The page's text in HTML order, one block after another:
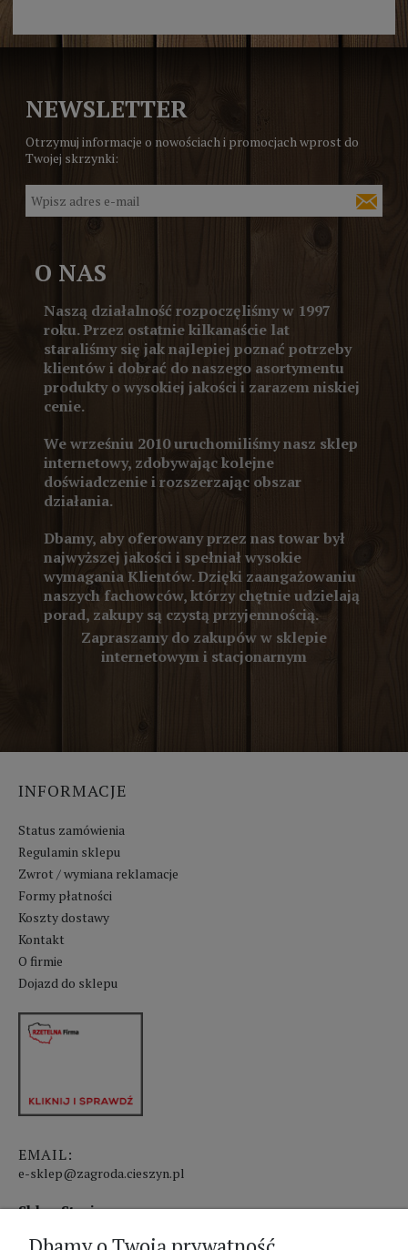
NEWSLETTER
Otrzymuj informacje o nowościach i promocjach wprost do
Twojej skrzynki:
O NAS
Naszą działalność rozpoczęliśmy w 1997
roku. Przez ostatnie kilkanaście lat
staraliśmy się jak najlepiej poznać potrzeby
klientów i dobrać do naszego asortymentu
produkty o wysokiej jakości i zarazem niskiej
cenie.
We wrześniu 2010 uruchomiliśmy nasz sklep
internetowy, zdobywając kolejne
doświadczenie i rozszerzając obszar
działania.
Dbamy, aby oferowany przez nas towar był
najwyższej jakości i spełniał wysokie
wymagania Klientów. Dzięki zaangażowaniu
naszych fachowców, którzy chętnie udzielają
porad, zakupy są czystą przyjemnością.
Zapraszamy do zakupów w sklepie
internetowym i stacjonarnym
INFORMACJE
Status zamówienia
Regulamin sklepu
Zwrot / wymiana reklamacje
Formy płatności
Koszty dostawy
Kontakt
O firmie
Dojazd do sklepu
EMAIL:
e-sklep@zagroda.cieszyn.pl
Sklep Stacjonarny czynny: